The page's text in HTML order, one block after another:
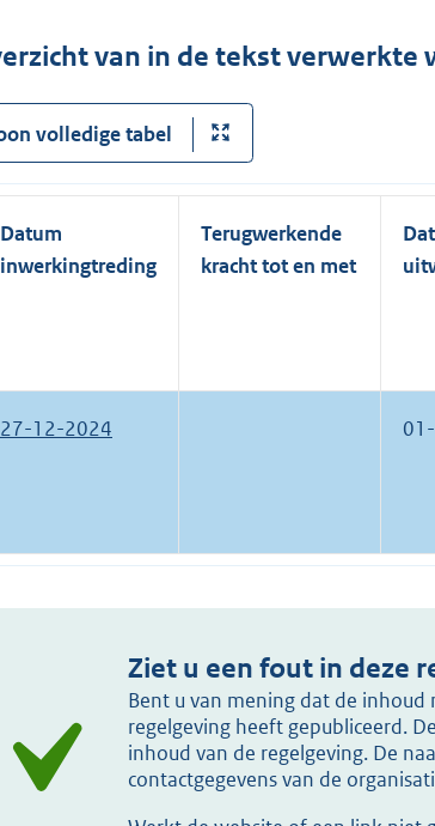
van in de tekst verwerkte
volledige tabel
Datum
inwerkingtreding
Terugwerkende
kracht tot en met
27-12-2024
Ziet u een fout in deze
Bent u van mening dat de inhoud
regelgeving heeft gepubliceerd.
inhoud van de regelgeving. De
contactgegevens van de